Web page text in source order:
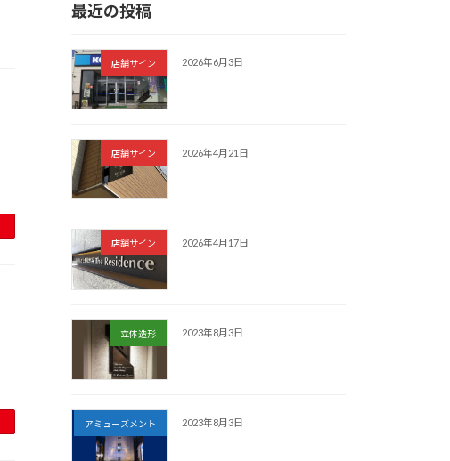
最近の投稿
店舗サイン 2026年6月3日
店舗サイン 2026年4月21日
店舗サイン 2026年4月17日
立体造形 2023年8月3日
アミューズメント 2023年8月3日